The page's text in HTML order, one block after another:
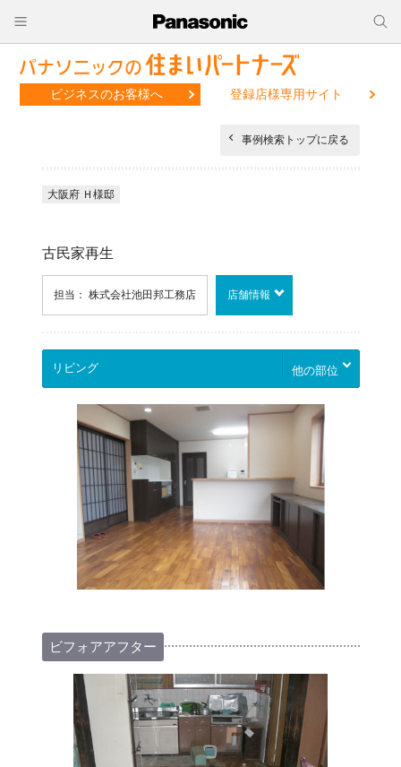
ビジネスのお客様へ 登録店様専用サイト
事例検索トップに戻る
大阪府 Ｈ様邸
古民家再生
担当： 株式会社池田邦工務店 店舗情報
他の部位
ビフォアアフター